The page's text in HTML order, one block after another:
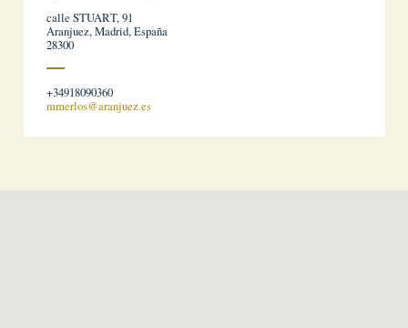
calle STUART, 91
Aranjuez, Madrid, España
28300
+34918090360
mmerlos@aranjuez.es